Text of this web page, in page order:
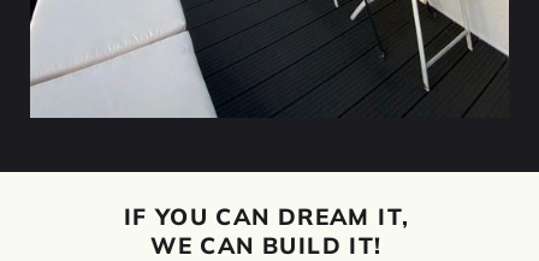
IF YOU CAN DREAM IT,
WE CAN BUILD IT!